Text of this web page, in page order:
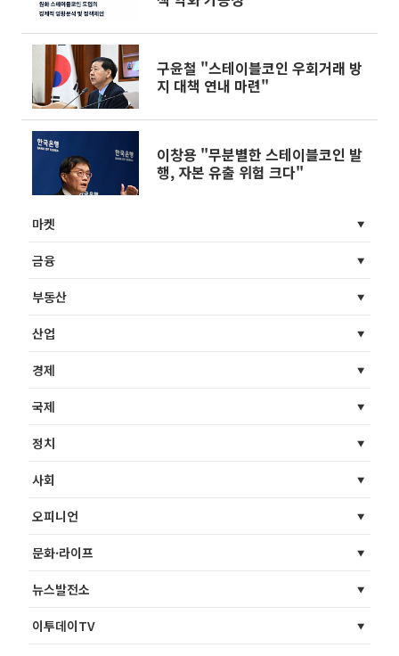
구윤철 "스테이블코인 우회거래 방
지 대책 연내 마련"
이창용 "무분별한 스테이블코인 발
행, 자본 유출 위험 크다"
마켓
금융
부동산
산업
경제
국제
정치
사회
오피니언
문화·라이프
뉴스발전소
이투데이TV